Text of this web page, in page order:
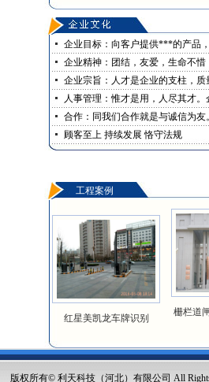
企业目标：向客户提供***的产品
企业精神：团结，友爱，生命不惜
企业宗旨：人才是企业的支柱，
人事管理：惟才是用，人尽其才
合作：同我们合作就是与诚信为友
顾客至上 持续发展 恪守法规
工程案例
红星美凯龙车牌识别
栅栏道
版权所有© 利天科技（河北）有限公司 All